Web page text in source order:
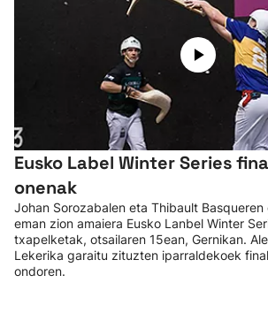
Eusko Label Winter Series
onenak
Johan Sorozabalen eta Thibault
eman zion amaiera Eusko Lanbel Winter
txapelketak, otsailaren 15ean, Gernikan.
Lekerika garaitu zituzten iparraldekoek
ondoren.